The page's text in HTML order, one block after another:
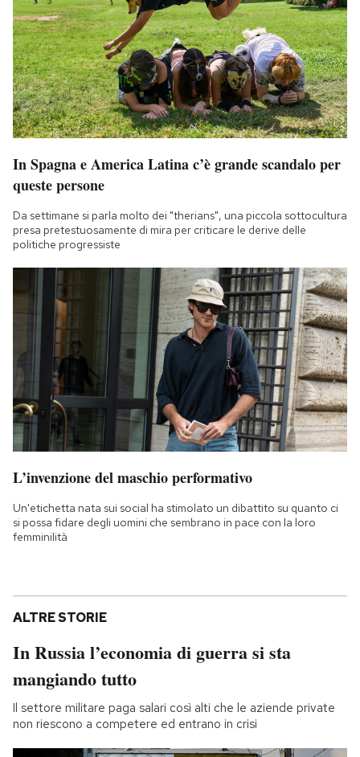
In Spagna e America Latina c’è grande scandalo per
queste persone
Da settimane si parla molto dei "therians", una piccola sottocultura
presa pretestuosamente di mira per criticare le derive delle
politiche progressiste
L’invenzione del maschio performativo
Un'etichetta nata sui social ha stimolato un dibattito su quanto ci
si possa fidare degli uomini che sembrano in pace con la loro
femminilità
ALTRE STORIE
In Russia l’economia di guerra si sta
mangiando tutto
Il settore militare paga salari così alti che le aziende private
non riescono a competere ed entrano in crisi